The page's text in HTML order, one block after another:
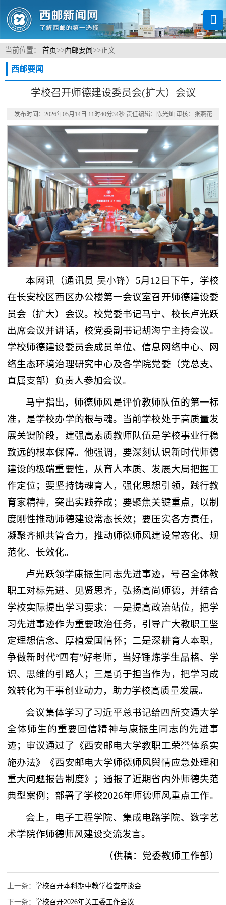
当前位置： 首页>>西邮要闻 >> 正文
西邮要闻
学校召开师德建设委员会(扩大）会议
发布时间：2026年05月14日 11时40分34秒 责任编辑：陈光灿 审核：张燕花
本网讯 （通讯员 吴小锋） 5月12日下午，学校
在长安校区西区办公楼第一会议室召开师德建设委
员会（扩大）会议。校党委书记马宁、校长卢光跃
出席会议并讲话，校党委副书记胡海宁主持会议。
学校师德建设委员会成员单位、信息网络中心、网
络生态环境治理研究中心及各学院党委（党总支、
直属支部）负责人参加会议。
马宁指出，师德师风是评价教师队伍的第一标
准，是学校办学的根与魂。当前学校处于高质量发
展关键阶段，建强高素质教师队伍是学校事业行稳
致远的根本保障。他强调，要深刻认识新时代师德
建设的极端重要性，从育人本质、发展大局把握工
作定位；要坚持铸魂育人，强化思想引领，践行教
育家精神，突出实践养成；要聚焦关键重点，以制
度刚性推动师德建设常态长效；要压实各方责任，
凝聚齐抓共管合力，推动师德师风建设常态化、规
范化、长效化。
卢光跃领学康振生同志先进事迹，号召全体教
职工对标先进、见贤思齐，弘扬高尚师德，并结合
学校实际提出学习要求：一是提高政治站位，把学
习先进事迹作为重要政治任务，引导广大教职工坚
定理想信念、厚植爱国情怀；二是深耕育人本职，
争做新时代“四有”好老师，当好锤炼学生品格、学
识、思维的引路人；三是勇于担当作为，把学习成
效转化为干事创业动力，助力学校高质量发展。
会议集体学习了习近平总书记给四所交通大学
全体师生的重要回信精神与康振生同志的先进事
迹；审议通过了《西安邮电大学教职工荣誉体系实
施办法》《西安邮电大学师德师风舆情应急处理和
重大问题报告制度》；通报了近期省内外师德失范
典型案例；部署了学校2026年师德师风重点工作。
会上，电子工程学院、集成电路学院、数字艺
术学院作师德师风建设交流发言。
（供稿：党委教师工作部）
上一条： 学校召开本科期中教学检查座谈会
下一条： 学校召开2026年关工委工作会议